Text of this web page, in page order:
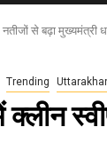
से बढ़ा मुख्यमंत्री
Trending
क्‍लीन